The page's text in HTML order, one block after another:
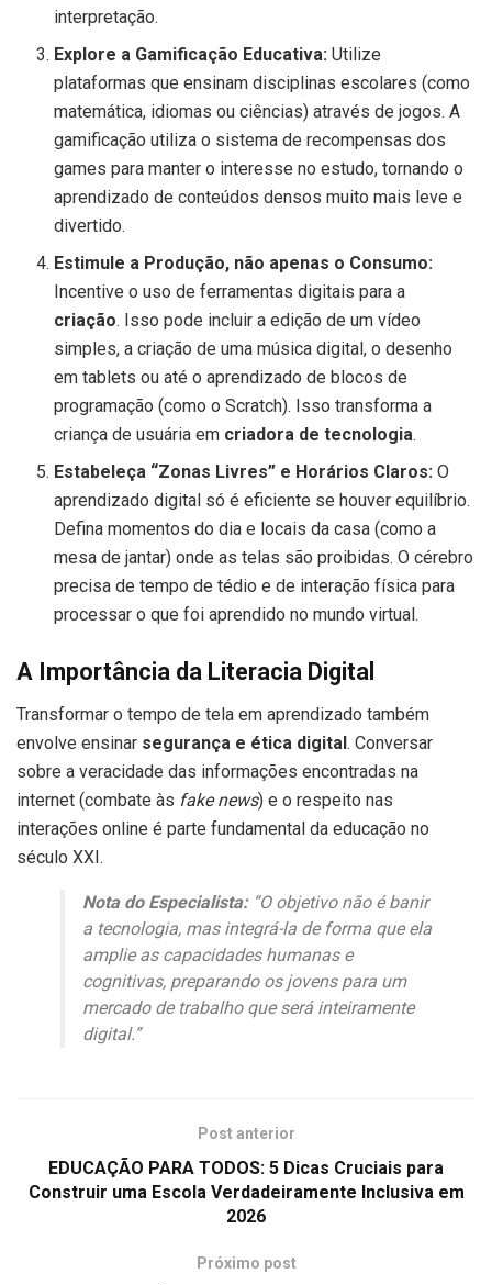
interpretação.
Explore a Gamificação Educativa: Utilize
plataformas que ensinam disciplinas escolares (como
matemática, idiomas ou ciências) através de jogos. A
gamificação utiliza o sistema de recompensas dos
games para manter o interesse no estudo, tornando o
aprendizado de conteúdos densos muito mais leve e
divertido.
Estimule a Produção, não apenas o Consumo:
Incentive o uso de ferramentas digitais para a
criação. Isso pode incluir a edição de um vídeo
simples, a criação de uma música digital, o desenho
em tablets ou até o aprendizado de blocos de
programação (como o Scratch). Isso transforma a
criança de usuária em criadora de tecnologia.
Estabeleça “Zonas Livres” e Horários Claros: O
aprendizado digital só é eficiente se houver equilíbrio.
Defina momentos do dia e locais da casa (como a
mesa de jantar) onde as telas são proibidas. O cérebro
precisa de tempo de tédio e de interação física para
processar o que foi aprendido no mundo virtual.
A Importância da Literacia Digital
Transformar o tempo de tela em aprendizado também
envolve ensinar segurança e ética digital. Conversar
sobre a veracidade das informações encontradas na
internet (combate às fake news) e o respeito nas
interações online é parte fundamental da educação no
século XXI.
Nota do Especialista:“O objetivo não é banir
a tecnologia, mas integrá-la de forma que ela
amplie as capacidades humanas e
cognitivas, preparando os jovens para um
mercado de trabalho que será inteiramente
digital.”
Post anterior
EDUCAÇÃO PARA TODOS: 5 Dicas Cruciais para
Construir uma Escola Verdadeiramente Inclusiva em
2026
Próximo post